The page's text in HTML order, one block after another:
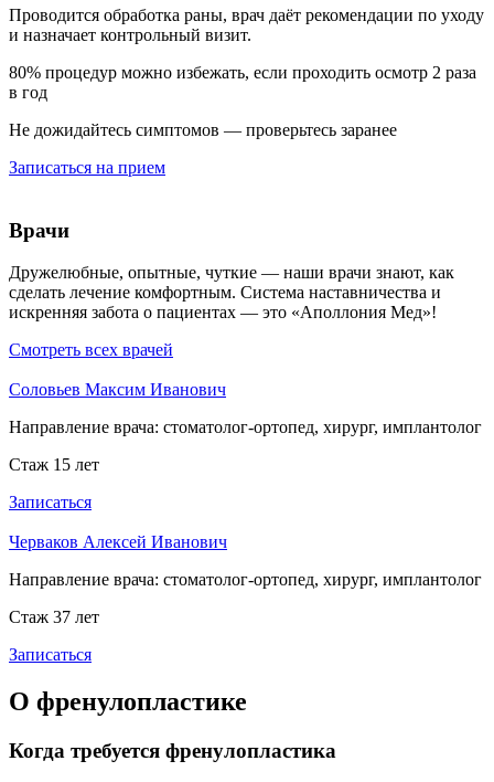
Проводится обработка раны, врач даёт рекомендации по уходу
и назначает контрольный визит.
80% процедур можно избежать, если проходить осмотр 2 раза
в год
Не дожидайтесь симптомов — проверьтесь заранее
Записаться на прием
Врачи
Дружелюбные, опытные, чуткие — наши врачи знают, как
сделать лечение комфортным. Система наставничества и
искренняя забота о пациентах — это «Аполлония Мед»!
Смотреть всех врачей
Соловьев Максим Иванович
Направление врача: стоматолог-ортопед, хирург, имплантолог
Стаж 15 лет
Записаться
Черваков Алексей Иванович
Направление врача: стоматолог-ортопед, хирург, имплантолог
Стаж 37 лет
Записаться
О френулопластике
Когда требуется френулопластика